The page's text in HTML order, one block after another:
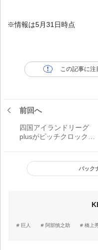
※情報は5月31日時点
この記事に注
前回へ
四国アイランドリーグ
plusがピッチクロック導
たプレー環境整備の背景
バック
巨人 阿部慎之助 橋上